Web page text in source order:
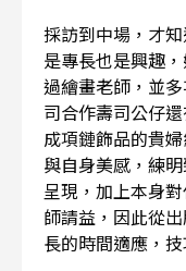
採訪到中場，才
是專長也是興趣
過繪畫老師，並
司合作壽司公仔
成項鏈飾品的貴
與自身美感，練
呈現，加上本身
師請益，因此從
長的時間適應，